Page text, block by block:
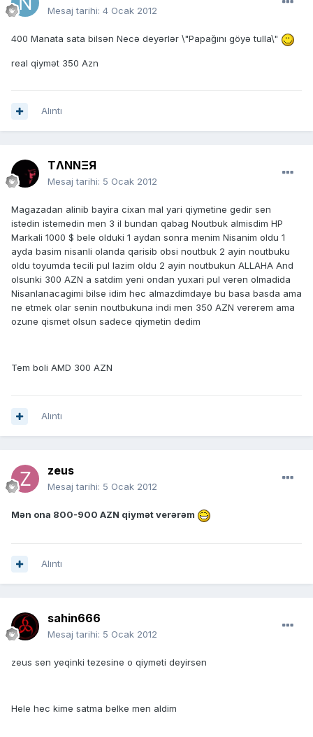
Mesaj tarihi: 4 Ocak 2012
400 Manata sata bilsən Necə deyərlər \"Papağını göyə tulla\"
real qiymət 350 Azn
Alıntı
TΛNNΞЯ
Mesaj tarihi: 5 Ocak 2012
Magazadan alinib bayira cixan mal yari qiymetine gedir sen
istedin istemedin men 3 il bundan qabag Noutbuk almisdim HP
Markali 1000 $ bele olduki 1 aydan sonra menim Nisanim oldu 1
ayda basim nisanli olanda qarisib obsi noutbuk 2 ayin noutbuku
oldu toyumda tecili pul lazim oldu 2 ayin noutbukun ALLAHA And
olsunki 300 AZN a satdim yeni ondan yuxari pul veren olmadida
Nisanlanacagimi bilse idim hec almazdimdaye bu basa basda ama
ne etmek olar senin noutbukuna indi men 350 AZN vererem ama
ozune qismet olsun sadece qiymetin dedim
Tem boli AMD 300 AZN
Alıntı
zeus
Mesaj tarihi: 5 Ocak 2012
Mən ona 800-900 AZN qiymət verərəm
Alıntı
sahin666
Mesaj tarihi: 5 Ocak 2012
zeus sen yeqinki tezesine o qiymeti deyirsen
Hele hec kime satma belke men aldim